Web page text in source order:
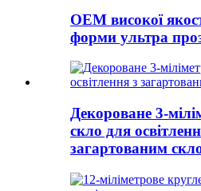
OEM високої
форми ультра
Декороване 3-
скло для
загартованим